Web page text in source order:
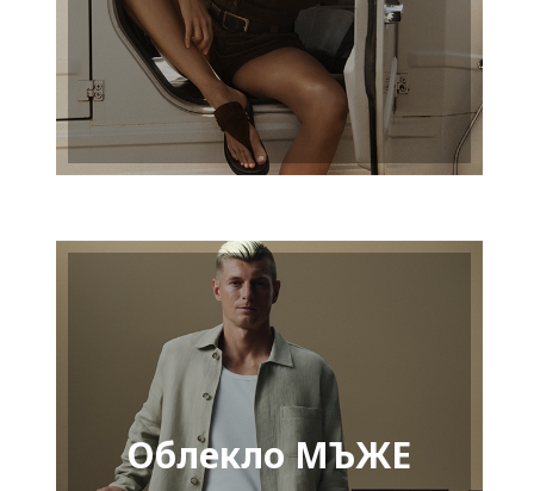
Облекло МЪЖЕ